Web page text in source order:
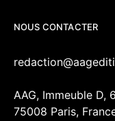
NOUS CONTACTER
AAG, Immeuble D,
75008 Paris,